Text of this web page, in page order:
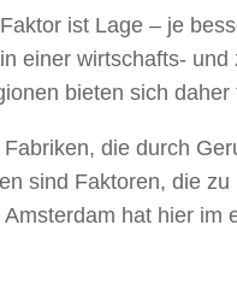
ist Lage – je
einer wirtschafts-
bieten sich
die durch
sind Faktoren, die
hat hier im